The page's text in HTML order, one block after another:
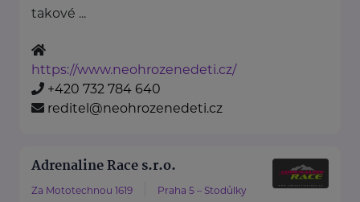
takové ...
https://www.neohrozenedeti.cz/
+420 732 784 640
reditel@neohrozenedeti.cz
Adrenaline Race s.r.o.
Za Mototechnou 1619 Praha 5 – Stodůlky